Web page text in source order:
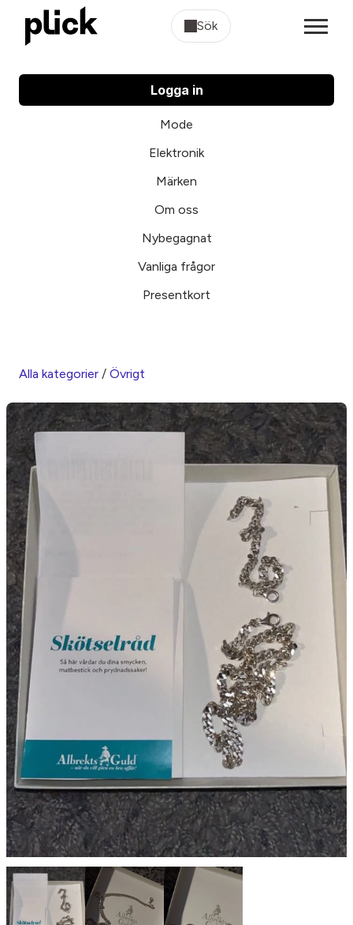
Sök
Logga in
Mode
Elektronik
Märken
Om oss
Nybegagnat
Vanliga frågor
Presentkort
Alla kategorier / Övrigt